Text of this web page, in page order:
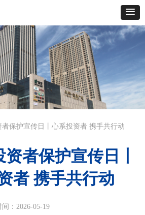
资者保护宣传日丨
者 携手共行动
者保护宣传日丨心系投资者 携手共行动
： 2026-05-19